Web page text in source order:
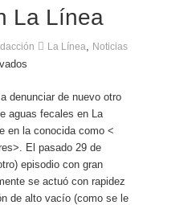
la carretera con el Pinar
los Territorios de Ultramar
La Línea
La Línea, Noticias
denunciar de nuevo otro
aguas fecales en La
en la conocida como <
El pasado 29 de
episodio con gran
se actuó con rapidez
de alto vacío (como se le